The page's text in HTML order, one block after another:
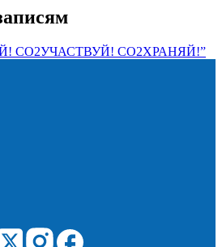
СО2УЧАСТВУЙ! СО2ХРАНЯЙ!”